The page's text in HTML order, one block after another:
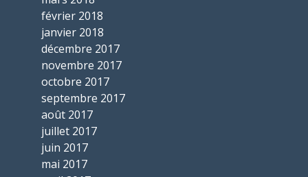
février 2018
janvier 2018
décembre 2017
novembre 2017
octobre 2017
septembre 2017
août 2017
juillet 2017
juin 2017
mai 2017